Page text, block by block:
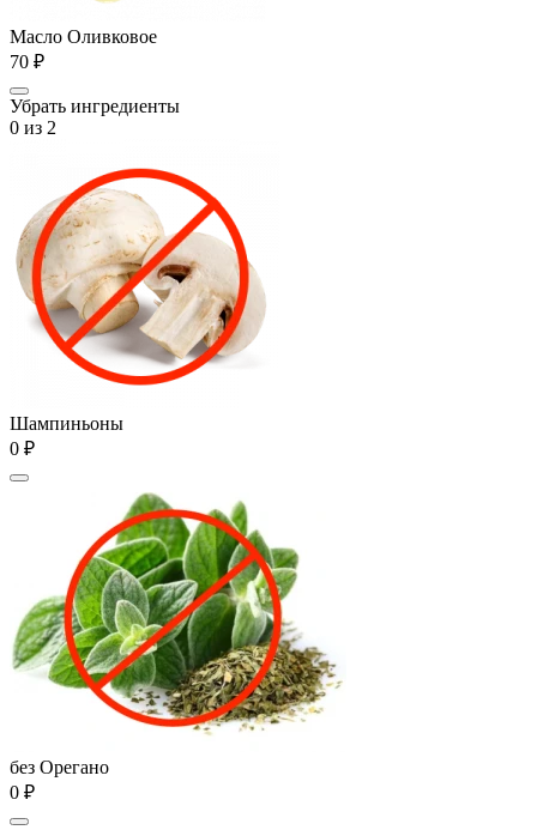
Масло Оливковое
70 ₽
Убрать ингредиенты
0 из 2
Шампиньоны
0 ₽
без Орегано
0 ₽